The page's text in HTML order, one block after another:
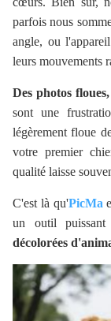
parfois nous
angle, ou
leurs mouvements
Des photos
sont une
légèrement floue
votre premier
qualité laisse
C'est là qu'PicMa
un outil
décolorées